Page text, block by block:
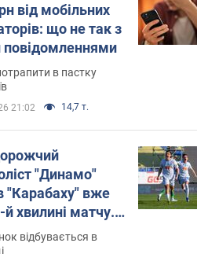
від мобільних
що не так з
в пастку
21:02 14,7 т.
"Динамо"
"Карабаху" вже
й хвилині матчу.
відбувається в